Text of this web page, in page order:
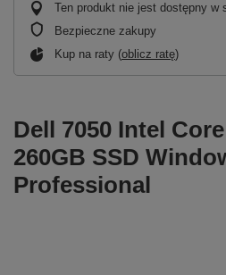
Ten produkt nie jest dostępny w
Bezpieczne zakupy
Kup na raty (oblicz ratę)
Dell 7050 Intel
260GB SSD
Professional